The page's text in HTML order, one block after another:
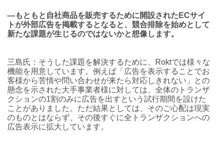
―もともと自社商品を販売するために開設されたECサイ
トが外部広告を掲載するとなると、競合排除を始めとして
新たな課題が生じるのではないかと想像します。
三島氏：そうした課題を解決するために、Roktでは様々な
機能を用意しています。例えば「広告を表示することでお
客様から苦情や問い合わせが来たら対応しきれない」との
懸念を示された大手事業者様に対しては、全体のトランザ
クションの1割のみに広告を出すという試行期間を設けた
ことがありました。ただ結果としては、そのご心配は現実
のものとはならず、その後すぐに全トランザクションへの
広告表示に拡大しています。